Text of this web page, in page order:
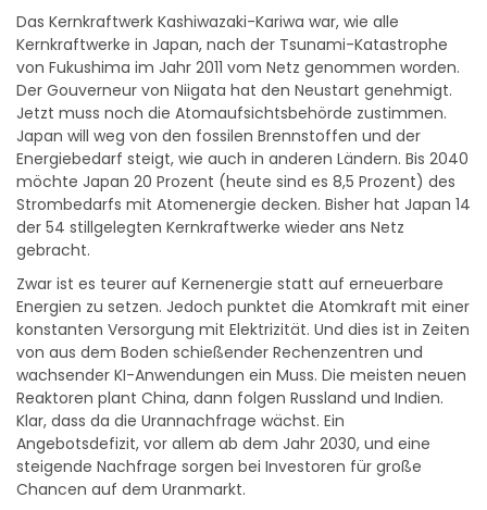
Das Kernkraftwerk Kashiwazaki-Kariwa war, wie alle
Kernkraftwerke in Japan, nach der Tsunami-Katastrophe
von Fukushima im Jahr 2011 vom Netz genommen worden.
Der Gouverneur von Niigata hat den Neustart genehmigt.
Jetzt muss noch die Atomaufsichtsbehörde zustimmen.
Japan will weg von den fossilen Brennstoffen und der
Energiebedarf steigt, wie auch in anderen Ländern. Bis 2040
möchte Japan 20 Prozent (heute sind es 8,5 Prozent) des
Strombedarfs mit Atomenergie decken. Bisher hat Japan 14
der 54 stillgelegten Kernkraftwerke wieder ans Netz
gebracht.
Zwar ist es teurer auf Kernenergie statt auf erneuerbare
Energien zu setzen. Jedoch punktet die Atomkraft mit einer
konstanten Versorgung mit Elektrizität. Und dies ist in Zeiten
von aus dem Boden schießender Rechenzentren und
wachsender KI-Anwendungen ein Muss. Die meisten neuen
Reaktoren plant China, dann folgen Russland und Indien.
Klar, dass da die Urannachfrage wächst. Ein
Angebotsdefizit, vor allem ab dem Jahr 2030, und eine
steigende Nachfrage sorgen bei Investoren für große
Chancen auf dem Uranmarkt.